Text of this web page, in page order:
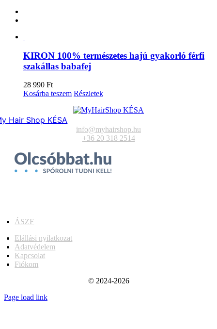
KIRON 100% természetes hajú gyakorló férfi
szakállas babafej
28 990 Ft
Kosárba teszem Részletek
Hair Shop KÉSA
info@myhairshop.hu
+36 20 318 2514
ÁSZF
Elállási nyilatkozat
Adatvédelem
Kapcsolat
Fiókom
© 2024-2026
Page load link